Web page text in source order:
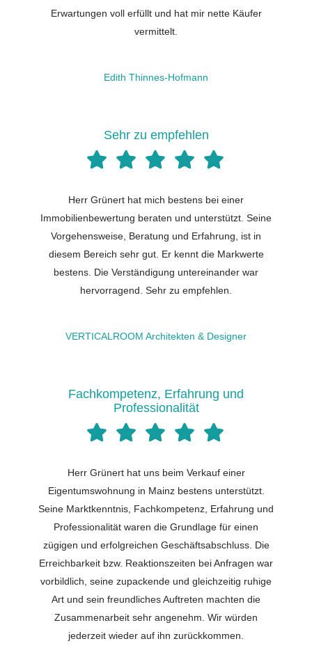
Erwartungen voll erfüllt und hat mir nette Käufer
vermittelt.
Edith Thinnes-Hofmann
Sehr zu empfehlen
Herr Grünert hat mich bestens bei einer
Immobilienbewertung beraten und unterstützt. Seine
Vorgehensweise, Beratung und Erfahrung, ist in
diesem Bereich sehr gut. Er kennt die Markwerte
bestens. Die Verständigung untereinander war
hervorragend. Sehr zu empfehlen.
VERTICALROOM Architekten & Designer
Fachkompetenz, Erfahrung und
Professionalität
Herr Grünert hat uns beim Verkauf einer
Eigentumswohnung in Mainz bestens unterstützt.
Seine Marktkenntnis, Fachkompetenz, Erfahrung und
Professionalität waren die Grundlage für einen
zügigen und erfolgreichen Geschäftsabschluss. Die
Erreichbarkeit bzw. Reaktionszeiten bei Anfragen war
vorbildlich, seine zupackende und gleichzeitig ruhige
Art und sein freundliches Auftreten machten die
Zusammenarbeit sehr angenehm. Wir würden
jederzeit wieder auf ihn zurückkommen.